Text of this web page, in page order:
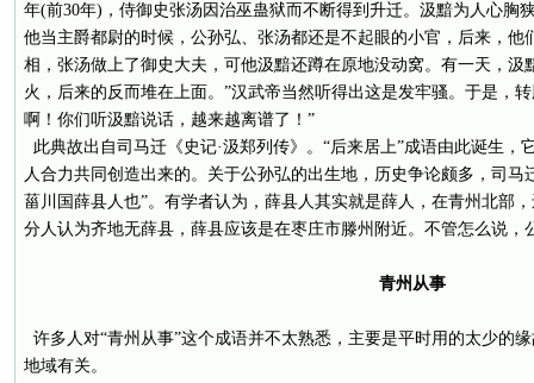
年(前30年)，侍御史张汤因治巫蛊狱而不断得到升迁。汲黯为人心胸
他当主爵都尉的时候，公孙弘、张汤都还是不起眼的小官，后来，他
相，张汤做上了御史大夫，可他汲黯还蹲在原地没动窝。有一天，汲
火，后来的反而堆在上面。”汉武帝当然听得出这是发牢骚。于是，
啊！你们听汲黯说话，越来越离谱了！”
此典故出自司马迁《史记·汲郑列传》。“后来居上”成语由此诞生，
人合力共同创造出来的。关于公孙弘的出生地，历史争论颇多，司马
菑川国薛县人也”。有学者认为，薛县人其实就是薛人，在青州北部
分人认为齐地无薛县，薛县应该是在枣庄市滕州附近。不管怎么说，
青州从事
许多人对“青州从事”这个成语并不太熟悉，主要是平时用的太少的
地域有关。